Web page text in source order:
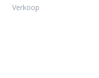
Verkoop